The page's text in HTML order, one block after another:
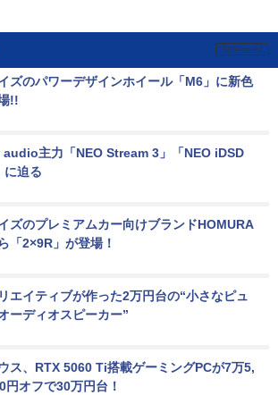
ズのパワーデザインホイール「M6」に新色
!!
audio主力「NEO Stream 3」「NEO iDSD
に迫る
ズのプレミアムカー向けブランドHOMURA
「2×9R」が登場！
エイティブが作った2万円台の“小さなピュ
ーディオスピーカー”
ス、RTX 5060 Ti搭載ゲーミングPCが7万5,
円オフで30万円台！